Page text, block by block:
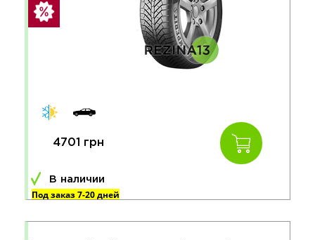
4701 грн
В наличии
Под заказ 7-20 дней